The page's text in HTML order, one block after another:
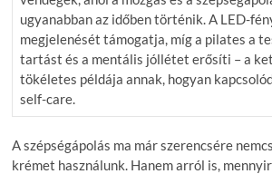
ugyanabban az időben történik. A LED-
megjelenését támogatja, míg a pilates a
tartást és a mentális jóllétet erősíti – a
tökéletes példája annak, hogyan
self-care.
A szépségápolás ma már szerencsére
krémet használunk. Hanem arról is,